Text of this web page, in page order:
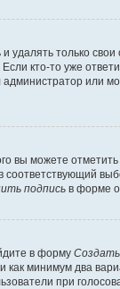
только
кто-то уже
или
вы можете
подпись в форме
в форму
минимум два
при